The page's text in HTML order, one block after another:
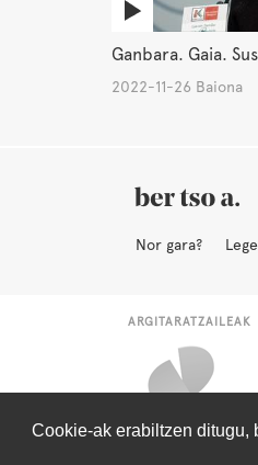
Cookie-ak erabiltzen ditugu,
Ganbara. Gaia.
2022-11-26 Baiona
Nor gara?
ARGITARATZAILEAK